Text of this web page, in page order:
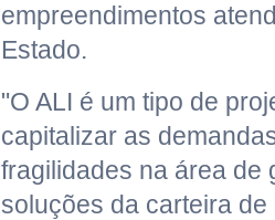
empreendimentos
Estado.
"O ALI é um tipo de
capitalizar as
fragilidades na área de
soluções da carteira